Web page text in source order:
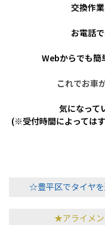
交換作
お電話
Webからでも簡
これでお車
気になって
(※受付時間によっては
☆豊平区でタイヤ
★アライメ